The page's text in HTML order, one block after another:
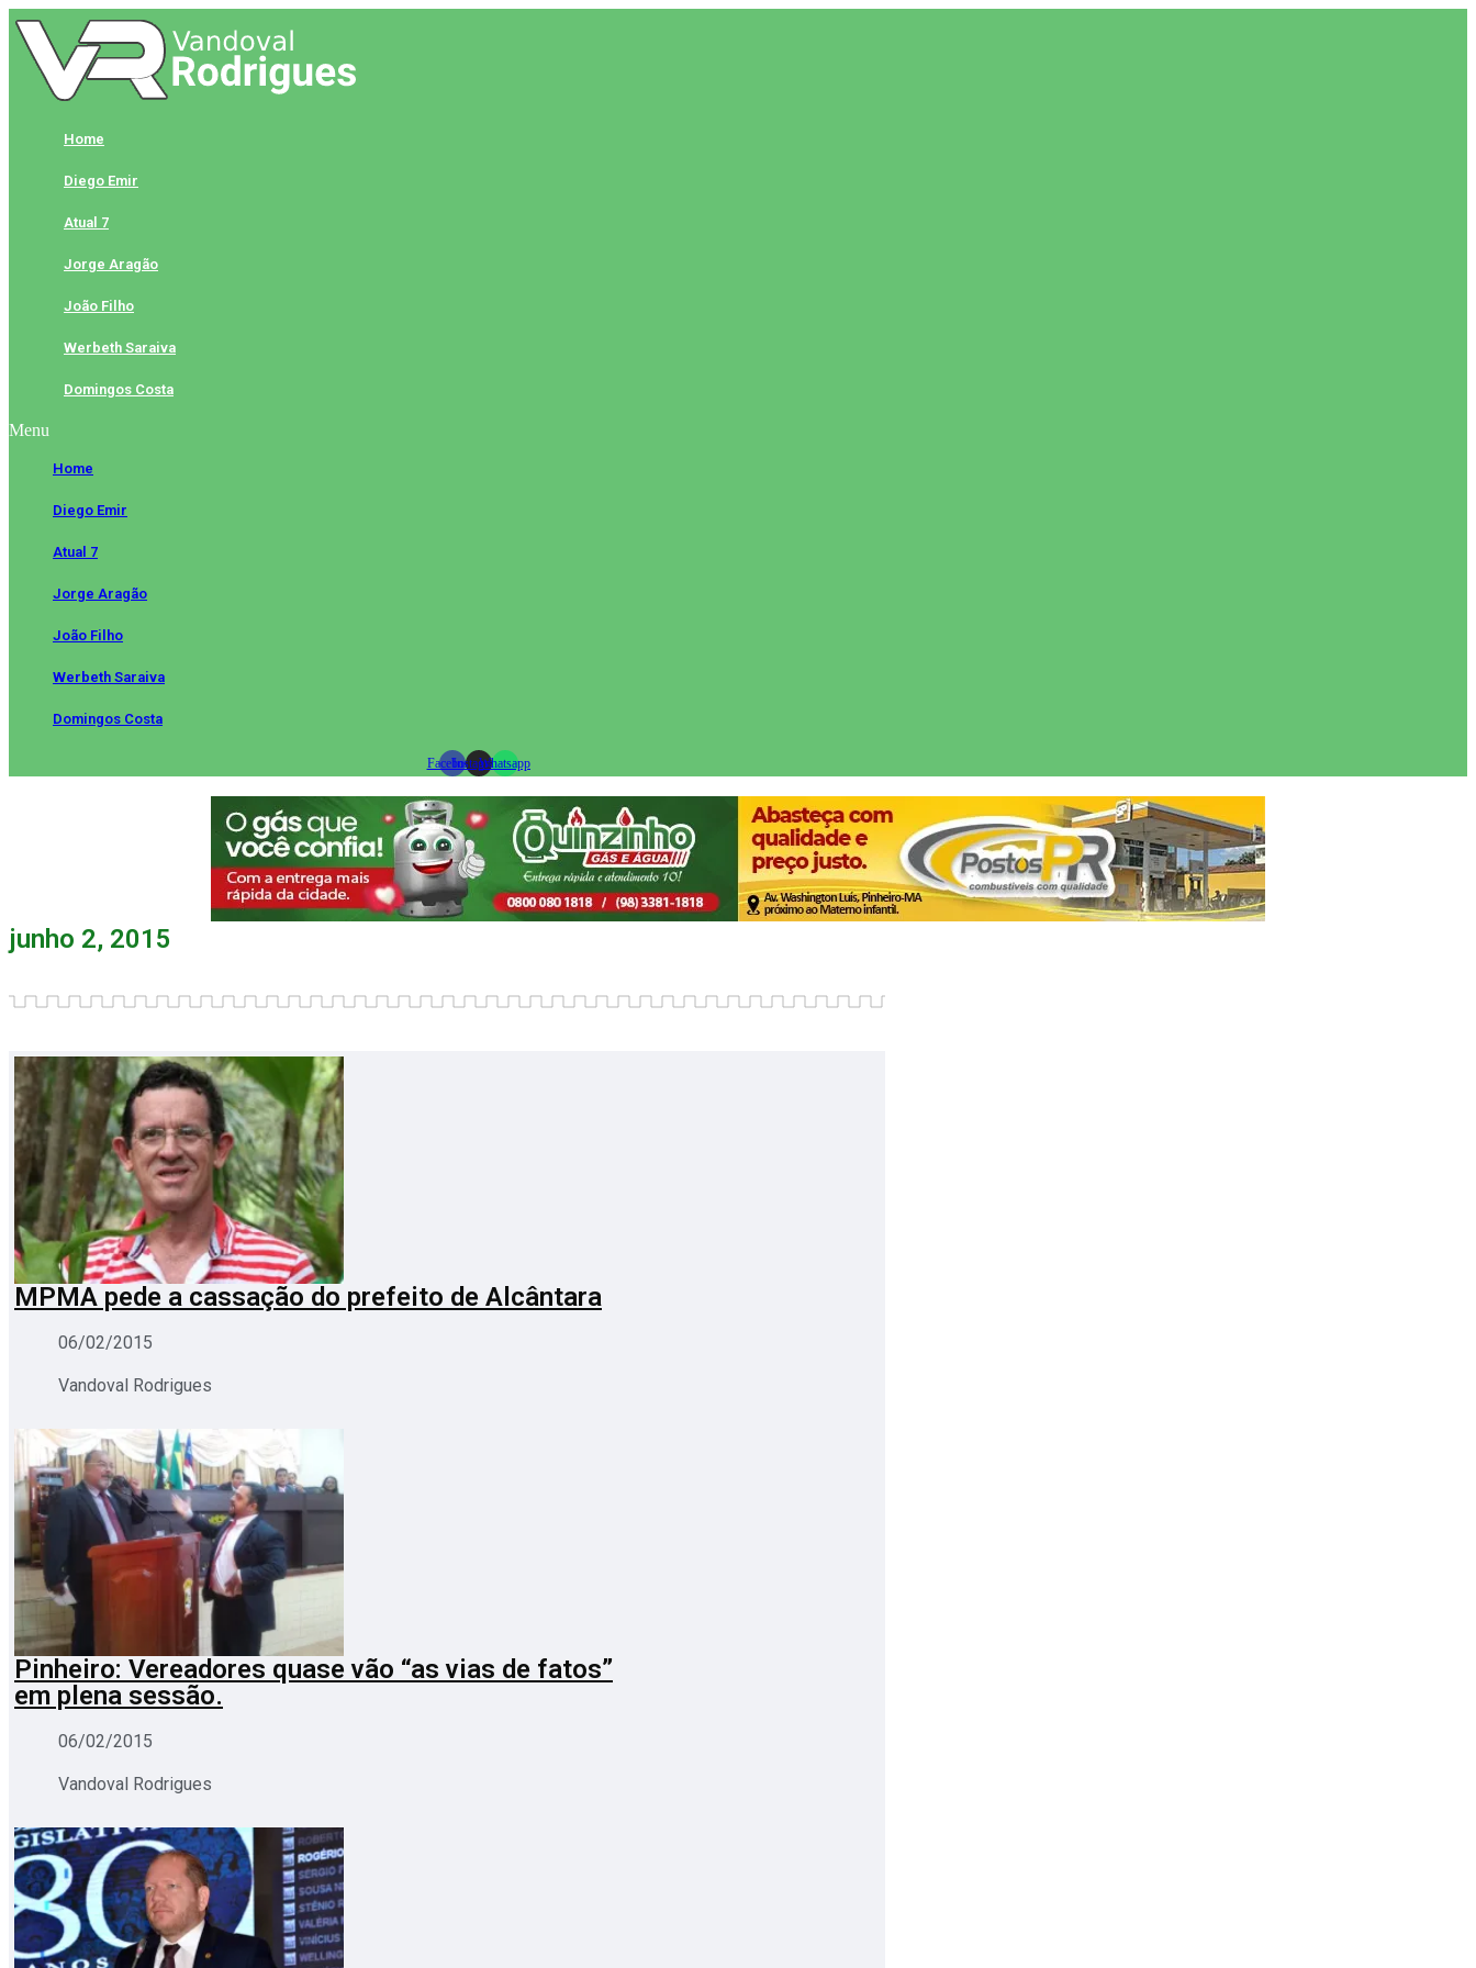
Skip
to
content
Home
Diego Emir
Atual 7
Jorge Aragão
João Filho
Werbeth Saraiva
Domingos Costa
Menu
Home
Diego Emir
Atual 7
Jorge Aragão
João Filho
Werbeth Saraiva
Domingos Costa
FacebookInstagramWhatsapp
junho 2, 2015
MPMA pede a cassação do prefeito de Alcântara
06/02/2015
Vandoval Rodrigues
Pinheiro: Vereadores quase vão “as vias de fatos”
em plena sessão.
06/02/2015
Vandoval Rodrigues